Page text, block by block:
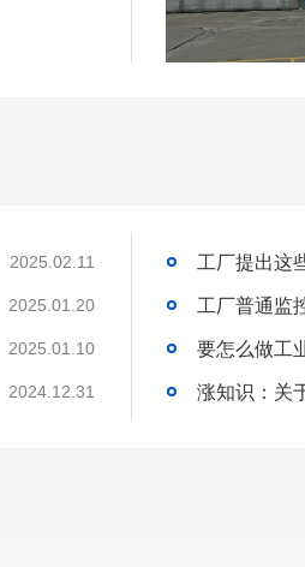
2025.02.11
2025.01.20
2025.01.10
2024.12.31
工厂普通监